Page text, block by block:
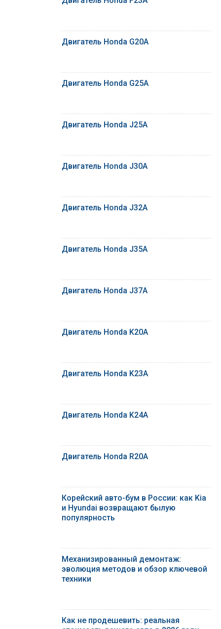
Двигатель Honda G20A
Двигатель Honda G25A
Двигатель Honda J25A
Двигатель Honda J30A
Двигатель Honda J32A
Двигатель Honda J35A
Двигатель Honda J37A
Двигатель Honda K20A
Двигатель Honda K23A
Двигатель Honda K24A
Двигатель Honda R20A
Корейский авто-бум в России: как Kia
и Hyundai возвращают былую
популярность
Механизированный демонтаж:
эволюция методов и обзор ключевой
техники
Как не продешевить: реальная